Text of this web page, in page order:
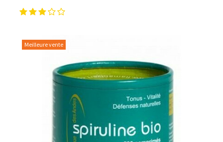
Avec l'engouement pour les super aliments, la
séchée de spiruline bios'invite en cuisine. Elle s'adapte
parfaitement aux recettes végétariennes et vous
pourrez l'incorporer dans vos jus détox ou saupoudrer
vos aliments. L'ajout de la poudre se fera toujours après
cuisson des plats pour ne pas la dénaturer et pour ne pas
perdre les bénéfices de cet aliment à haute densité
nutritionnelle. Son principal atout tient de son
Meilleure vente